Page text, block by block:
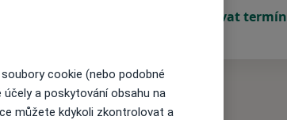
Rezervovat termín
cookie (nebo podobné
a poskytování obsahu na
můžete kdykoli zkontrolovat a